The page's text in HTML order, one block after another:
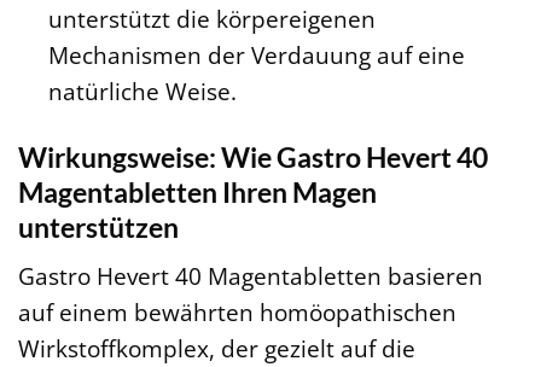
unterstützt die körpereigenen
Mechanismen der Verdauung auf eine
natürliche Weise.
Wirkungsweise: Wie Gastro Hevert 40
Magentabletten Ihren Magen
unterstützen
Gastro Hevert 40 Magentabletten basieren
auf einem bewährten homöopathischen
Wirkstoffkomplex, der gezielt auf die